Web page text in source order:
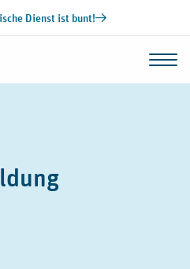
Dienst ist bunt!